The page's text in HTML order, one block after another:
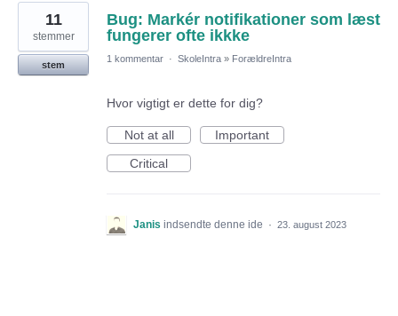
1
resultat
fundet
Bug: Markér notifikationer som læst
fungerer ofte ikkke
11
stemmer
stem
1 kommentar · SkoleIntra » ForældreIntra
Hvor vigtigt er dette for dig?
Not at all
Important
Critical
Janis indsendte denne ide · 23. august 2023